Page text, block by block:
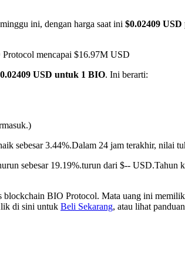
ini, dengan harga saat ini $0.02409
mencapai $16.97M USD
USD untuk 1 BIO. Ini berarti:
sebesar 3.44%.Dalam 24 jam terakhir, nilai
sebesar 19.19%.turun dari $-- USD.Tahun
BIO Protocol. Mata uang ini
di sini untuk Beli Sekarang, atau lihat